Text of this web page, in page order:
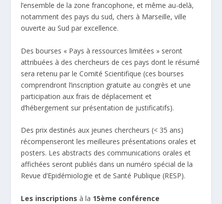
l’ensemble de la zone francophone, et même au-delà,
notamment des pays du sud, chers à Marseille, ville
ouverte au Sud par excellence.
Des bourses « Pays à ressources limitées » seront
attribuées à des chercheurs de ces pays dont le résumé
sera retenu par le Comité Scientifique (ces bourses
comprendront l’inscription gratuite au congrès et une
participation aux frais de déplacement et
d’hébergement sur présentation de justificatifs).
Des prix destinés aux jeunes chercheurs (< 35 ans)
récompenseront les meilleures présentations orales et
posters. Les abstracts des communications orales et
affichées seront publiés dans un numéro spécial de la
Revue d’Epidémiologie et de Santé Publique (RESP).
Les inscriptions à la 15ème conférence